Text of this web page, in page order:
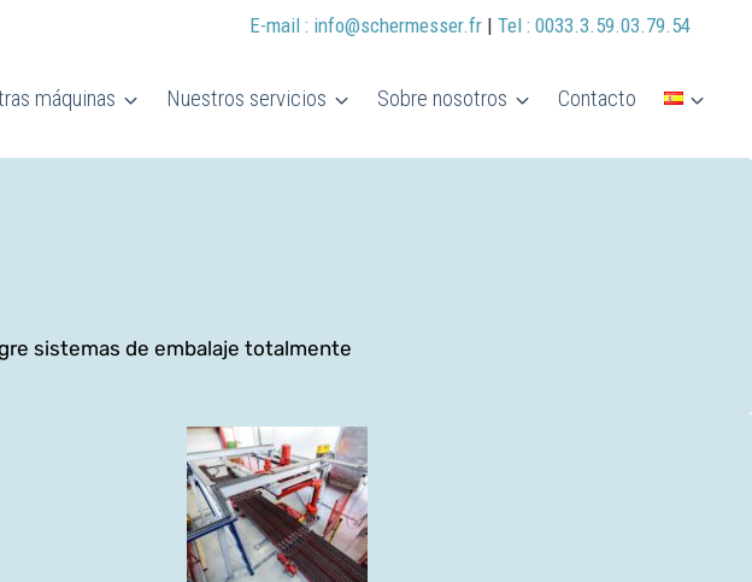
E-mail : info@schermesser.fr | Tel : 0033.3.59.03.79.54
máquinas Nuestros servicios Sobre nosotros Contacto
sistemas de embalaje totalmente